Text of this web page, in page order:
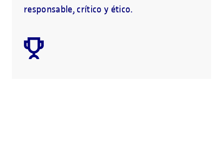
responsable, crítico y ético.